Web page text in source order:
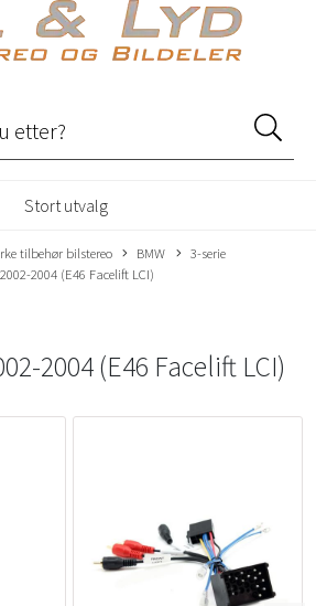
Stort utvalg
tilbehør bilstereo BMW
3-serie
2002-2004 (E46 Facelift LCI)
2004 (E46 Facelift LCI)